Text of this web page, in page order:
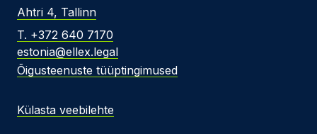
Ahtri 4, Tallinn
T. +372 640 7170
estonia@ellex.legal
Õigusteenuste tüüptingimused
Külasta veebilehte